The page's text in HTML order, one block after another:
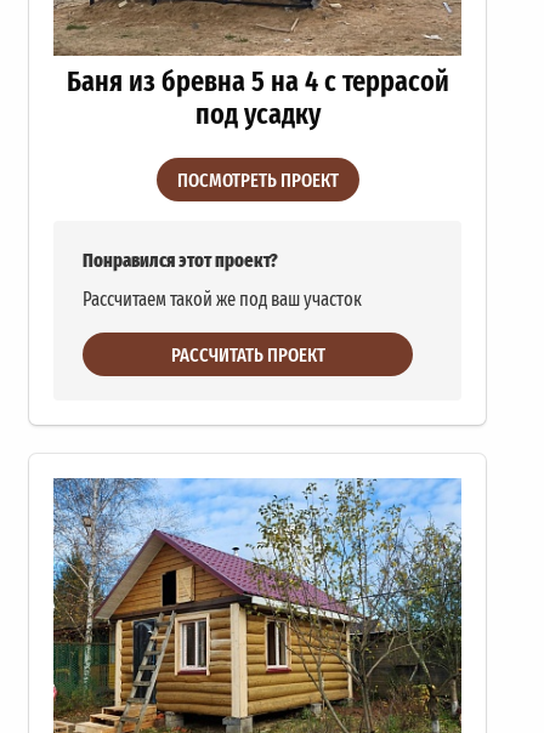
Баня из бревна 5 на 4 с террасой
под усадку
ПОСМОТРЕТЬ ПРОЕКТ
Понравился этот проект?
Рассчитаем такой же под ваш участок
РАССЧИТАТЬ ПРОЕКТ